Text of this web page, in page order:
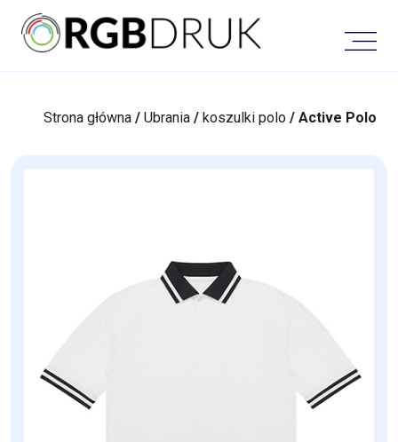
content
Strona główna /Ubrania /koszulki polo / Active Polo